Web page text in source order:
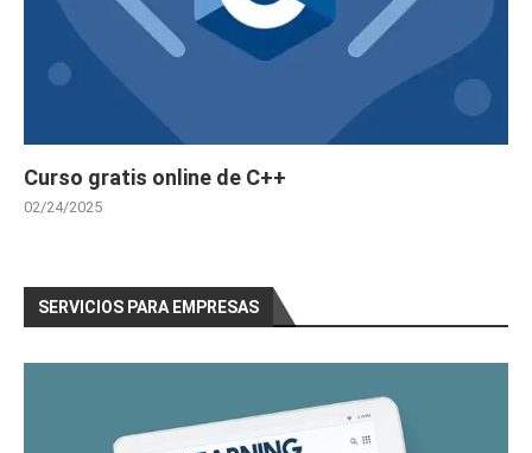
Curso gratis online de C++
02/24/2025
SERVICIOS PARA EMPRESAS